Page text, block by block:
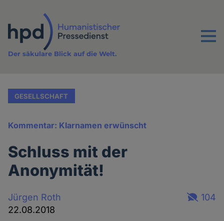
Inhalt
Menu
Der säkulare Blick auf die Welt.
GESELLSCHAFT
Kommentar: Klarnamen erwünscht
Schluss mit der
Anonymität!
Jürgen Roth
22.08.2018
104